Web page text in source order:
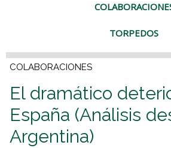
TORPEDOS
COLABORACIONES
El dramático
España (Análisis
Argentina)